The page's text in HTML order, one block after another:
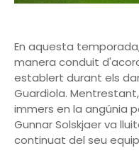
En aquesta
manera conduit
establert durant els
Guardiola.
immers en la angúnia
Gunnar Solskjaer va
continuat del seu